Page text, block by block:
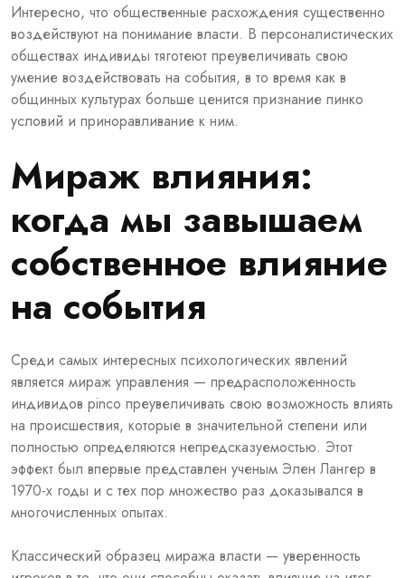
Интересно, что общественные расхождения существенно
воздействуют на понимание власти. В персоналистических
обществах индивиды тяготеют преувеличивать свою
умение воздействовать на события, в то время как в
общинных культурах больше ценится признание пинко
условий и приноравливание к ним.
Мираж влияния:
когда мы завышаем
собственное влияние
на события
Среди самых интересных психологических явлений
является мираж управления — предрасположенность
индивидов pinco преувеличивать свою возможность влиять
на происшествия, которые в значительной степени или
полностью определяются непредсказуемостью. Этот
эффект был впервые представлен ученым Элен Лангер в
1970-х годы и с тех пор множество раз доказывался в
многочисленных опытах.
Классический образец миража власти — уверенность